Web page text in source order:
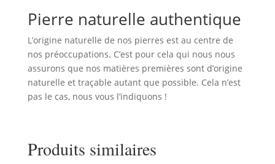
Pierre naturelle authentique
L’origine naturelle de nos pierres est au centre de
nos préoccupations. C’est pour cela qui nous nous
assurons que nos matières premières sont d’origine
naturelle et traçable autant que possible. Cela n’est
pas le cas, nous vous l’indiquons !
Produits similaires